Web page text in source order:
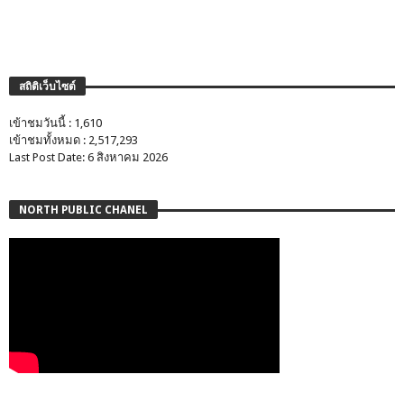
สถิติเว็บไซต์
เข้าชมวันนี้ : 1,610
เข้าชมทั้งหมด : 2,517,293
Last Post Date: 6 สิงหาคม 2026
NORTH PUBLIC CHANEL